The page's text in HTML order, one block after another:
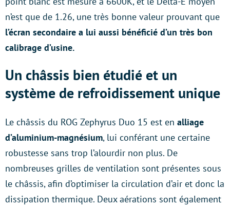
n’est que de 1.26, une très bonne valeur prouvant que
l’écran secondaire a lui aussi bénéficié d’un très bon
calibrage d’usine.
Un châssis bien étudié et un
système de refroidissement unique
Le châssis du ROG Zephyrus Duo 15 est en alliage
d’aluminium-magnésium, lui conférant une certaine
robustesse sans trop l’alourdir non plus. De
nombreuses grilles de ventilation sont présentes sous
le châssis, afin d’optimiser la circulation d’air et donc la
dissipation thermique. Deux aérations sont également